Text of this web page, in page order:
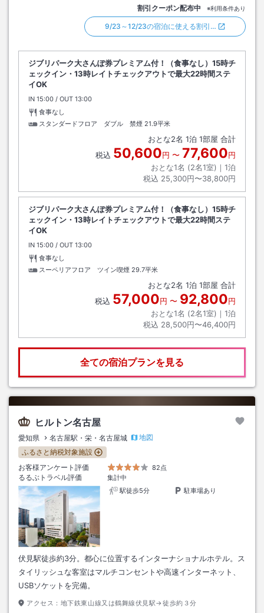
割引クーポン配布中 ※利用条件あり
9/23～12/23の宿泊に使える割引…
ジブリパーク大さんぽ券プレミアム付！（食事なし）15時チ
ェックイン・13時レイトチェックアウトで最大22時間ステ
イOK
IN チェックイン
15:00 / OUT チェックアウト
13:00
食事なし
スタンダードフロア ダブル 禁煙 21.9平米
おとな2名 1泊 1部屋 合計
税込 50,600円 〜 77,600円
おとな1名 (2名1室)｜ 1泊
税込 25,300円〜38,800円
ジブリパーク大さんぽ券プレミアム付！（食事なし）15時チ
ェックイン・13時レイトチェックアウトで最大22時間ステ
イOK
IN チェックイン
15:00 / OUT チェックアウト
13:00
食事なし
スーペリアフロア ツイン喫煙 29.7平米
おとな2名 1泊 1部屋 合計
税込 57,000円 〜 92,800円
おとな1名 (2名1室)｜ 1泊
税込 28,500円〜46,400円
全ての宿泊プランを見る
ヒルトン名古屋
愛知県 名古屋駅・栄・名古屋城
地図
ふるさと納税対象施設
お客様アンケート評価
82点
るるぶトラベル評価
集計中
駅徒歩5分
駐車場あり
伏見駅徒歩約3分。都心に位置するインターナショナルホテル。ス
タイリッシュな客室はマルチコンセントや高速インターネット、
USBソケットを完備。
アクセス： 地下鉄東山線又は鶴舞線伏見駅→徒歩約３分